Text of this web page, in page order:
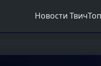
Новости Твич